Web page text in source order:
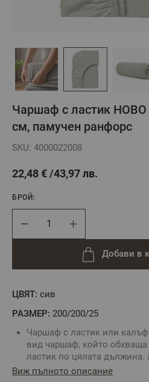
Чаршаф с ластик
см, памучен ранфорс
SKU: 4000022008
22,48 € 43,97 лв.
ЦВЯТ: сив
РАЗМЕР: 200/200/25
Чаршаф с ластик или калъф
вид чаршаф, който
ластик по цялата дължина.
неподвижност на чаршафа и
Виж пълното описание
БРОЙ:
Добави в